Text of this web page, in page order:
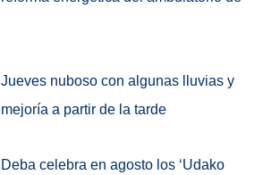
Jueves nuboso con algunas lluvias y
mejoría a partir de la tarde
Deba celebra en agosto los ‘Udako